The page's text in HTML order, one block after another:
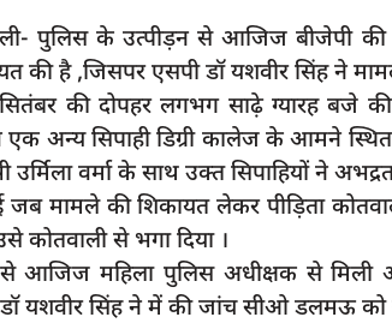
पुलिस के उत्पीड़न से आजिज बीजेपी की
की है ,जिसपर एसपी डॉ यशवीर सिंह ने
सितंबर की दोपहर लगभग साढ़े ग्यारह
एक अन्य सिपाही डिग्री कालेज के आमने
उर्मिला वर्मा के साथ उक्त सिपाहियों ने
जब मामले की शिकायत लेकर पीड़िता
कोतवाली से भगा दिया ।
से आजिज महिला पुलिस अधीक्षक से
यशवीर सिंह ने में की जांच सीओ डलमऊ को